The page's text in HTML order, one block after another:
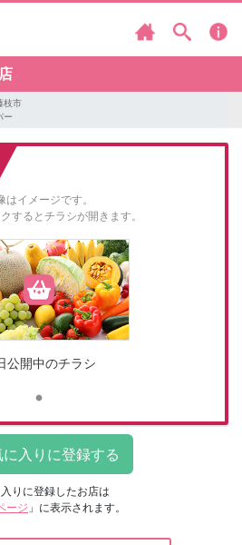
枝市
ー
はイメージです。
するとチラシが開きます。
公開中のチラシ
りに登録したお店は
ージ 」に表示されます。